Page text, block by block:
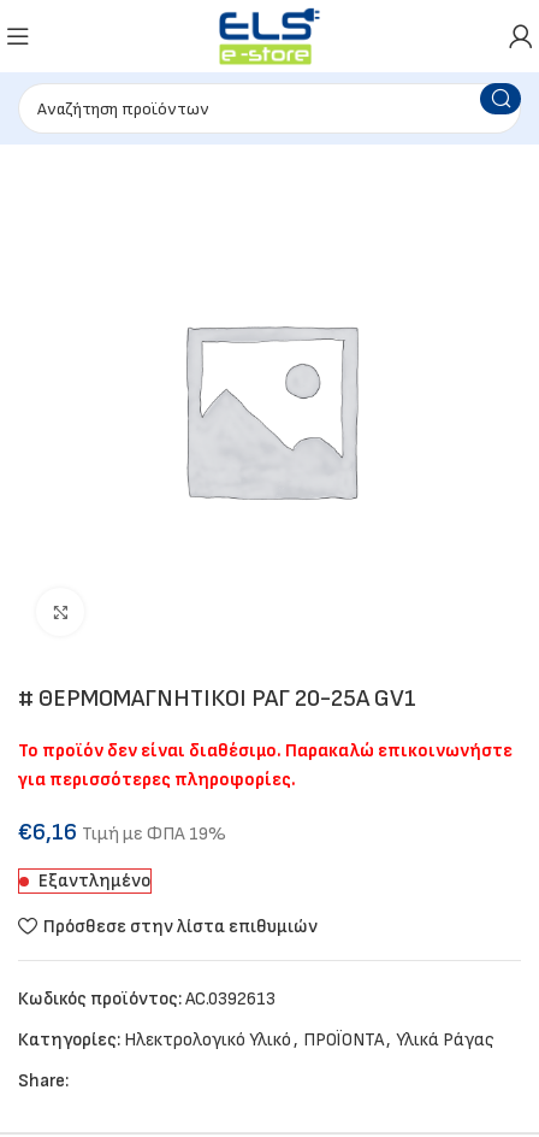
# ΘΕΡΜΟΜΑΓΝΗΤΙΚΟΙ ΡΑΓ 20-25Α GV1
Το προϊόν δεν είναι διαθέσιμο. Παρακαλώ επικοινωνήστε
για περισσότερες πληροφορίες.
€6,16 Τιμή με ΦΠΑ 19%
Εξαντλημένο
Πρόσθεσε στην λίστα επιθυμιών
Κωδικός προϊόντος:AC.0392613
Κατηγορίες: Ηλεκτρολογικό Υλικό, ΠΡΟΪΟΝΤΑ, Υλικά Ράγας
Share: